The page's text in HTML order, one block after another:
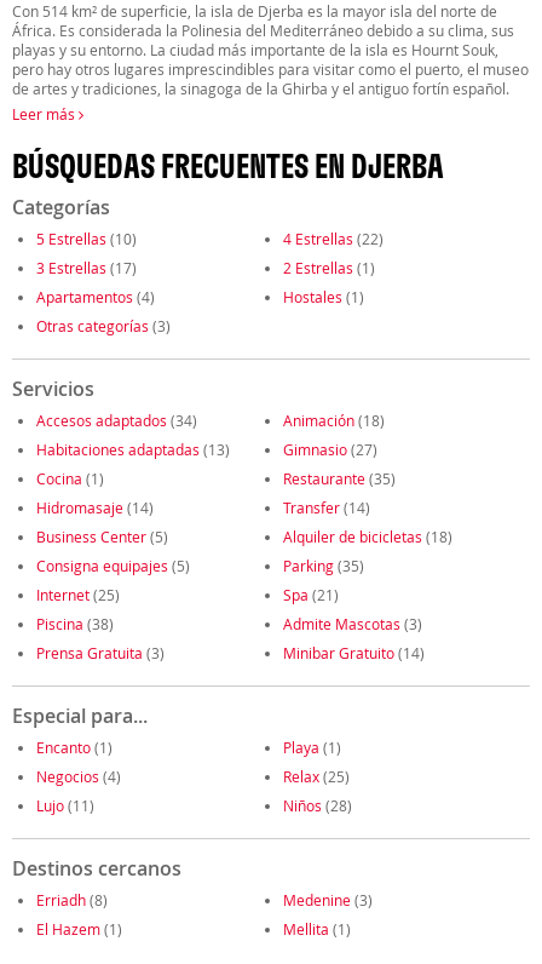
Con 514 km² de superficie, la isla de Djerba es la mayor isla del norte de
África. Es considerada la Polinesia del Mediterráneo debido a su clima, sus
playas y su entorno. La ciudad más importante de la isla es Hournt Souk,
pero hay otros lugares imprescindibles para visitar como el puerto, el museo
de artes y tradiciones, la sinagoga de la Ghirba y el antiguo fortín español.
Leer más
BÚSQUEDAS FRECUENTES EN DJERBA
Categorías
5 Estrellas (10) 4 Estrellas (22)
3 Estrellas (17) 2 Estrellas (1)
Apartamentos (4) Hostales (1)
Otras categorías (3)
Servicios
Accesos adaptados (34) Animación(18)
Habitaciones adaptadas (13) Gimnasio(27)
Cocina (1) Restaurante(35)
Hidromasaje(14) Transfer(14)
Business Center(5) Alquiler de bicicletas (18)
Consigna equipajes (5) Parking(35)
Internet(25) Spa (21)
Piscina (38) Admite Mascotas (3)
Prensa Gratuita (3) Minibar Gratuito(14)
Especial para...
Encanto(1) Playa (1)
Negocios (4) Relax(25)
Lujo(11) Niños (28)
Destinos cercanos
Erriadh(8) Medenine(3)
El Hazem(1) Mellita (1)